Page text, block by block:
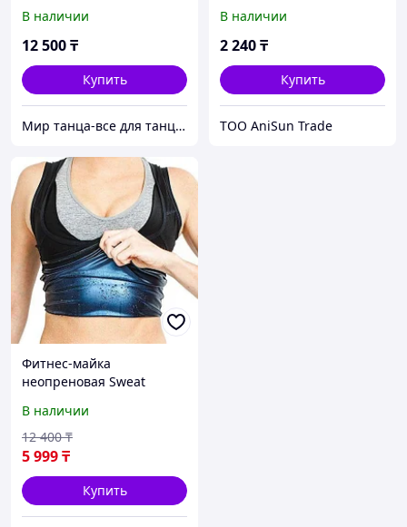
В наличии
12 500₸
Купить
Мир танца-все для танцев, художественной гимнастики и хореографии
В наличии
2 240₸
Купить
ТОО AniSun Trade
Фитнес-майка
неопреновая Sweat
для женщин (S-M)
В наличии
5 999₸
12 400 ₸
Купить